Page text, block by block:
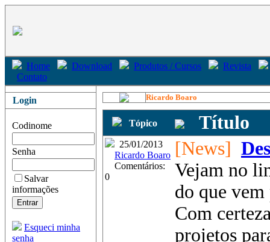
Home Download Produtos / Cursos
Revista
Contato
Login
Codinome
Senha
Salvar
informações
Esqueci minha
senha
Ricardo Boaro
Tópico Título
25/01/2013
Ricardo Boaro
Comentários:
0
[News]
Vejam no
do que
Com
projetos